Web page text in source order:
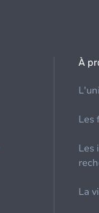
À
Les
Les
La